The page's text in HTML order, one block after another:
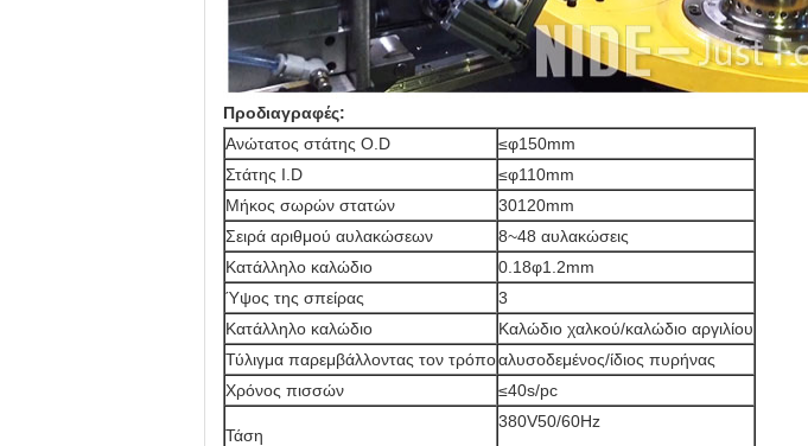
Προδιαγραφές:
Ανώτατος στάτης O.D
≤φ150mm
Στάτης I.D
≤φ110mm
Μήκος σωρών στατών
30120mm
Σειρά αριθμού αυλακώσεων
8~48 αυλακώσεις
Κατάλληλο καλώδιο
0.18φ1.2mm
Ύψος της σπείρας
3
Κατάλληλο καλώδιο
Καλώδιο χαλκού/καλώδιο αργιλίου
Τύλιγμα παρεμβάλλοντας τον τρόποαλυσοδεμένος/ίδιος πυρήνας
Χρόνος πισσών
≤40s/pc
Τάση
380V50/60Hz